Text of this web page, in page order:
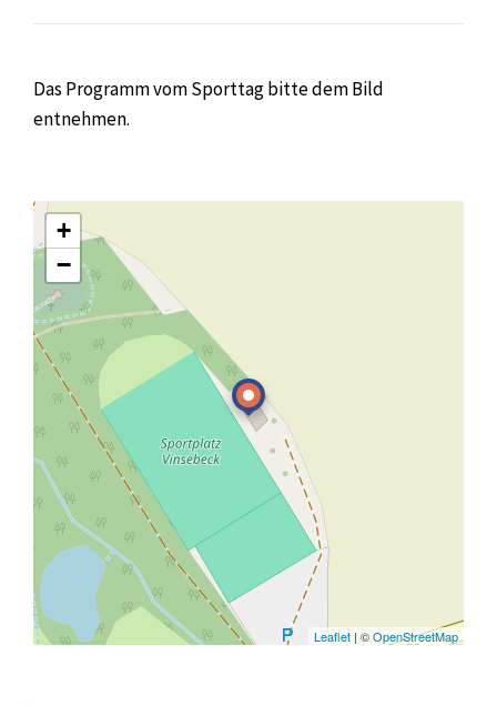
Das Programm vom Sporttag bitte dem Bild
entnehmen.
+
−
Leaflet | ©OpenStreetMap